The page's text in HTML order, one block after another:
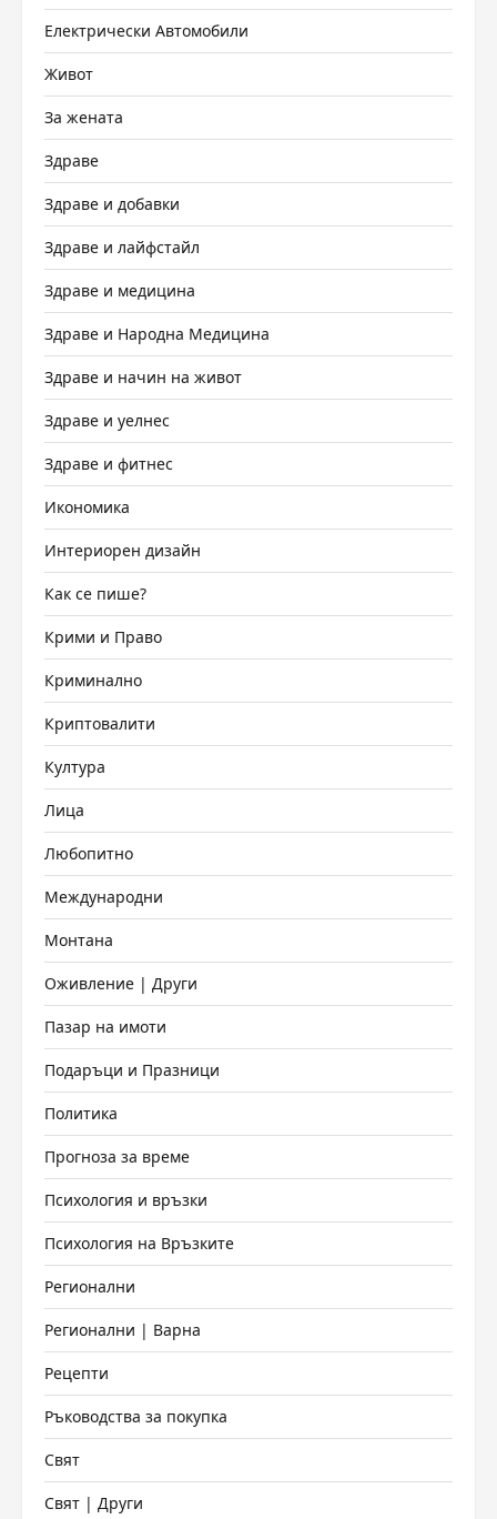
Електрически Автомобили
Живот
За жената
Здраве
Здраве и добавки
Здраве и лайфстайл
Здраве и медицина
Здраве и Народна Медицина
Здраве и начин на живот
Здраве и уелнес
Здраве и фитнес
Икономика
Интериорен дизайн
Как се пише?
Крими и Право
Криминално
Криптовалити
Култура
Лица
Любопитно
Международни
Монтана
Оживление | Други
Пазар на имоти
Подаръци и Празници
Политика
Прогноза за време
Психология и връзки
Психология на Връзките
Регионални
Регионални | Варна
Рецепти
Ръководства за покупка
Свят
Свят | Други